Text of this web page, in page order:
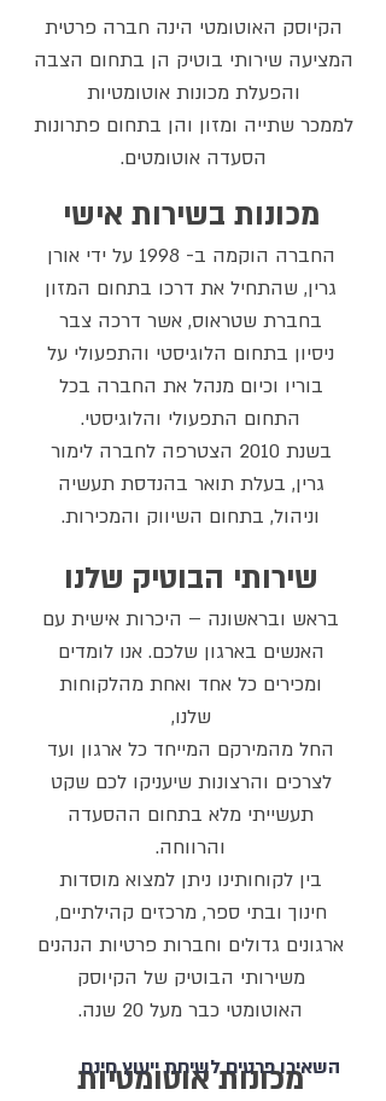
הקיוסק האוטומטי הינה חברה פרטית
המציעה שירותי בוטיק הן בתחום הצבה
והפעלת מכונות אוטומטיות
לממכר שתייה ומזון והן בתחום פתרונות
הסעדה אוטומטים.
מכונות בשירות אישי
החברה הוקמה ב- 1998 על ידי אורן
גרין, שהתחיל את דרכו בתחום המזון
בחברת שטראוס, אשר דרכה צבר
ניסיון בתחום הלוגיסטי והתפעולי על
בוריו וכיום מנהל את החברה בכל
התחום התפעולי והלוגיסטי.
בשנת 2010 הצטרפה לחברה לימור
גרין, בעלת תואר בהנדסת תעשיה
וניהול, בתחום השיווק והמכירות.
שירותי הבוטיק שלנו
בראש ובראשונה – היכרות אישית עם
האנשים בארגון שלכם. אנו לומדים
ומכירים כל אחד ואחת מהלקוחות
שלנו,
החל מהמירקם המייחד כל ארגון ועד
לצרכים והרצונות שיעניקו לכם שקט
תעשייתי מלא בתחום ההסעדה
והרווחה.
בין לקוחותינו ניתן למצוא מוסדות
חינוך ובתי ספר, מרכזים קהילתיים,
ארגונים גדולים וחברות פרטיות הנהנים
משירותי הבוטיק של הקיוסק
האוטומטי כבר מעל 20 שנה.
מכונות אוטומטיות
השאירו פרטים לשיחת ייעוץ חינם